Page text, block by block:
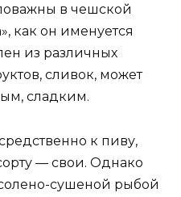
в чешской
как он именуется
из различных
сливок, может
сладким.
к пиву,
— свои. Однако
сушеной рыбой